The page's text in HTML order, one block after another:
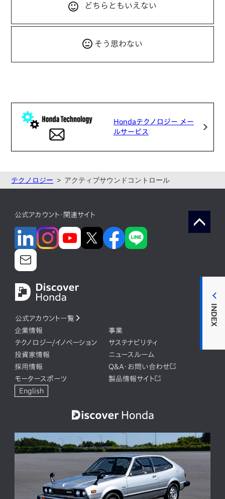
INDEX
どちらともいえない
そう思わない
Hondaテクノロジー メー
ルサービス
テクノロジー アクティブサウンドコントロール
公式アカウント・関連サイト
公式アカウント一覧
企業情報
事業
テクノロジー/イノベーション
サステナビリティ
投資家情報
ニュースルーム
採用情報
Q&A・お問い合わせ
モータースポーツ
製品情報サイト
English